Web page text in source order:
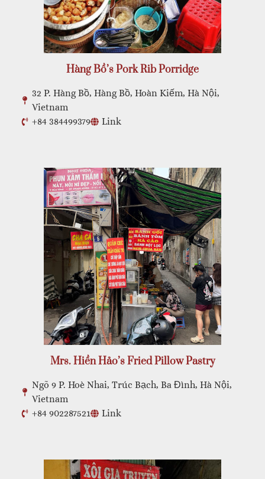
Hàng Bồ’s Pork Rib Porridge
32 P. Hàng Bồ, Hàng Bồ, Hoàn Kiếm, Hà Nội,
Vietnam
+84 384499379
Link
Mrs. Hiền Hảo’s Fried Pillow Pastry
Ngõ 9 P. Hoè Nhai, Trúc Bạch, Ba Đình, Hà Nội,
Vietnam
+84 902287521
Link